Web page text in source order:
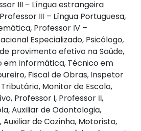
III – Língua estrangeira
III – Língua Portuguesa,
Professor IV –
Especializado, Psicólogo,
provimento efetivo na Saúde,
em Informática, Técnico em
Fiscal de Obras, Inspetor
Monitor de Escola,
Professor I, Professor II,
Auxiliar de Odontologia,
Auxiliar de Cozinha, Motorista,